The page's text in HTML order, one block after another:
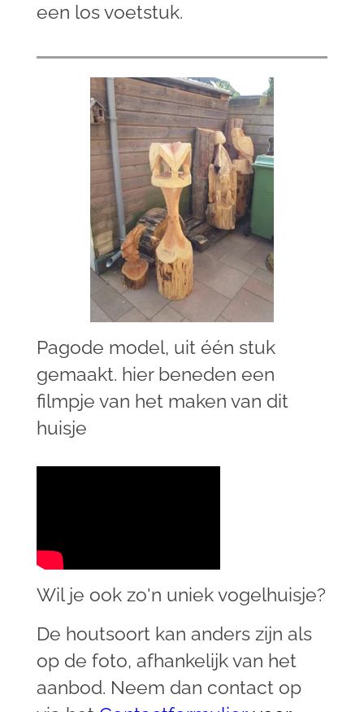
een los voetstuk.
Pagode model, uit één stuk
gemaakt. hier beneden een
filmpje van het maken van dit
huisje
Wil je ook zo'n uniek vogelhuisje?
De houtsoort kan anders zijn als
op de foto, afhankelijk van het
aanbod. Neem dan contact op